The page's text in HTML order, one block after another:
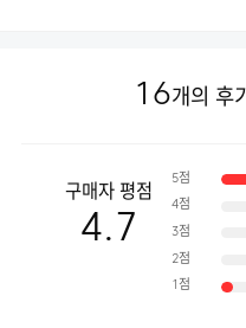
16개의 후기
구매자 평점
4.7
5점
4점
3점
2점
1점